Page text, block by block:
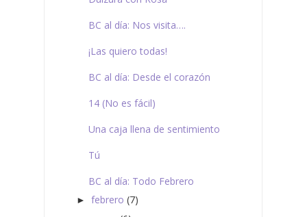
BC al día: Nos visita….
¡Las quiero todas!
BC al día: Desde el corazón
14 (No es fácil)
Una caja llena de sentimiento
Tú
BC al día: Todo Febrero
► febrero (7)